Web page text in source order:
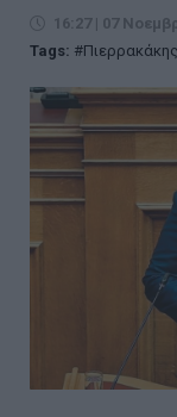
16:27 | 07
Tags:
Πιερρακάκης